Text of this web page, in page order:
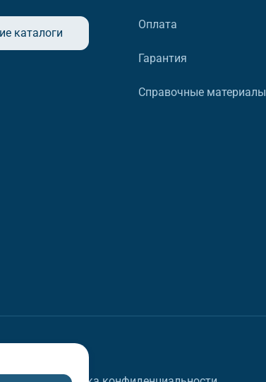
каталоги
Оплата
Гарантия
Справочные материалы